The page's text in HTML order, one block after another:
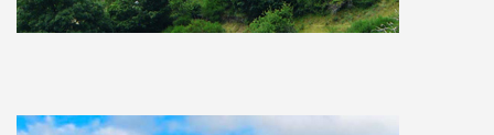
Pueblos